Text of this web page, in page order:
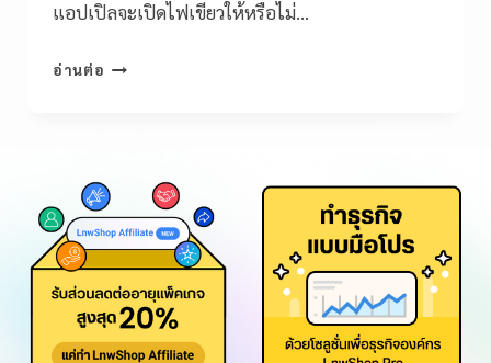
แอปเปิลจะเปิดไฟเขียวให้หรือไม่…
อ่านต่อ